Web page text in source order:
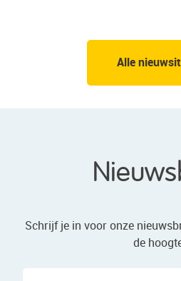
Alle
Schrijf je in voor onze
de